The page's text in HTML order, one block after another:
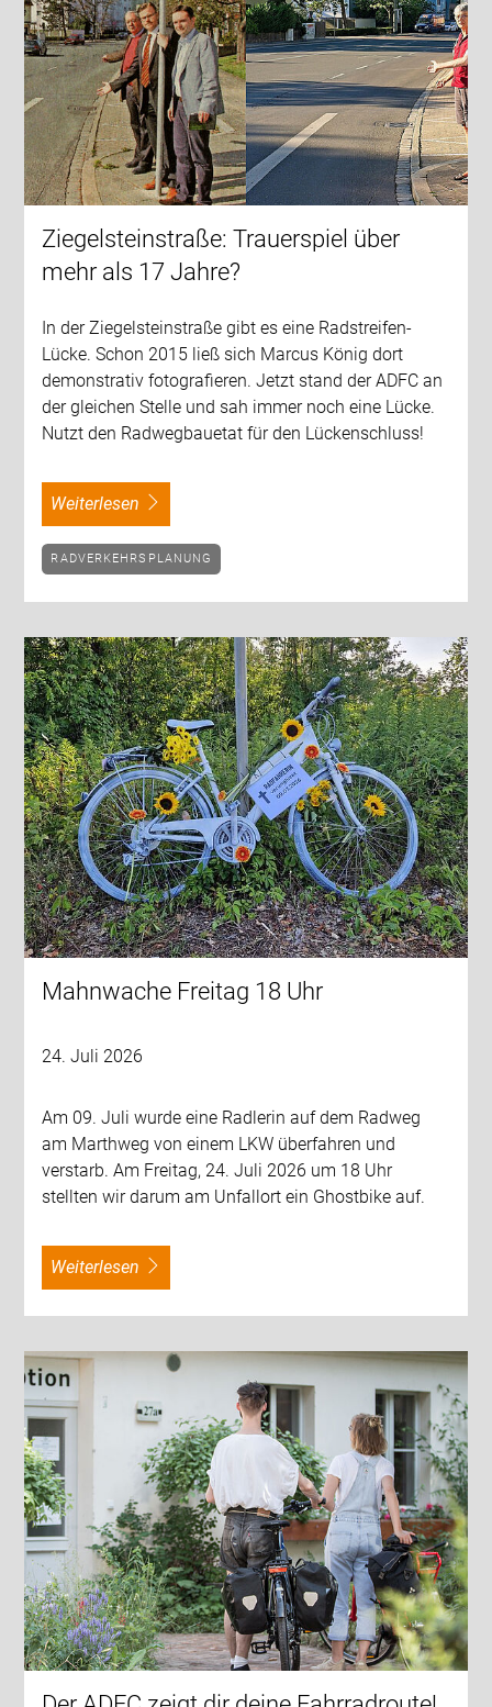
Ziegelsteinstraße: Trauerspiel über
mehr als 17 Jahre?
In der Ziegelsteinstraße gibt es eine Radstreifen-
Lücke. Schon 2015 ließ sich Marcus König dort
demonstrativ fotografieren. Jetzt stand der ADFC an
der gleichen Stelle und sah immer noch eine Lücke.
Nutzt den Radwegbauetat für den Lückenschluss!
weiterlesen
RADVERKEHRSPLANUNG
Mahnwache Freitag 18 Uhr
24. Juli 2026
Am 09. Juli wurde eine Radlerin auf dem Radweg
am Marthweg von einem LKW überfahren und
verstarb. Am Freitag, 24. Juli 2026 um 18 Uhr
stellten wir darum am Unfallort ein Ghostbike auf.
weiterlesen